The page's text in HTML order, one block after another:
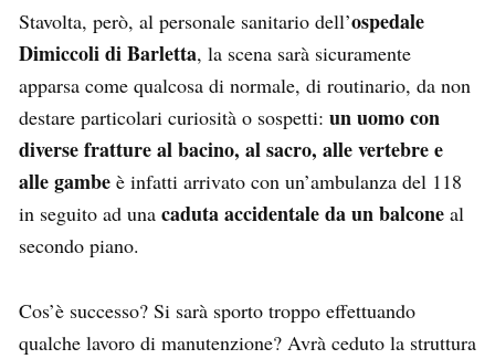
Stavolta, però, al personale sanitario dell’ospedale
Dimiccoli di Barletta, la scena sarà sicuramente
apparsa come qualcosa di normale, di routinario, da non
destare particolari curiosità o sospetti: un uomo con
diverse fratture al bacino, al sacro, alle vertebre e
alle gambe è infatti arrivato con un’ambulanza del 118
in seguito ad una caduta accidentale da un balcone al
secondo piano.
Cos’è successo? Si sarà sporto troppo effettuando
qualche lavoro di manutenzione? Avrà ceduto la struttura